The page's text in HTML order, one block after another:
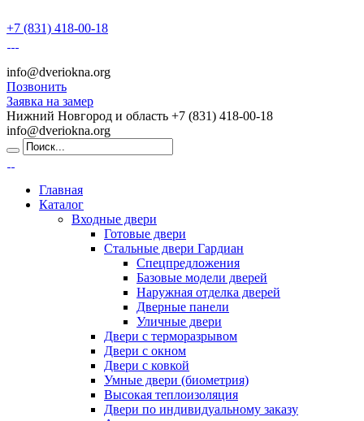
+7 (831) 418-00-18
info@dveriokna.org
Позвонить
Заявка на замер
Нижний Новгород и область +7 (831) 418-00-18
info@dveriokna.org
Главная
Каталог
Входные двери
Готовые двери
Стальные двери Гардиан
Спецпредложения
Базовые модели дверей
Наружная отделка дверей
Дверные панели
Уличные двери
Двери с терморазрывом
Двери с окном
Двери с ковкой
Умные двери (биометрия)
Высокая теплоизоляция
Двери по индивидуальному заказу